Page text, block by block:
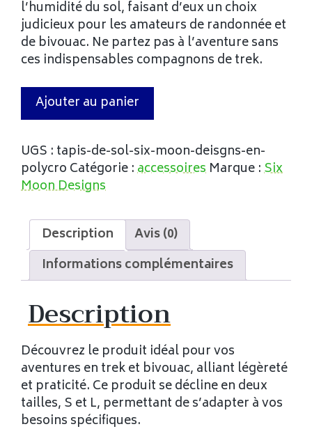
l’humidité du sol, faisant d’eux un choix
judicieux pour les amateurs de randonnée et
de bivouac. Ne partez pas à l’aventure sans
ces indispensables compagnons de trek.
Ajouter au panier
UGS : tapis-de-sol-six-moon-deisgns-en-
polycro Catégorie :accessoires Marque :Six
Moon Designs
Description
Avis (0)
Informations complémentaires
Description
Découvrez le produit idéal pour vos
aventures en trek et bivouac, alliant légèreté
et praticité. Ce produit se décline en deux
tailles, S et L, permettant de s’adapter à vos
besoins spécifiques.